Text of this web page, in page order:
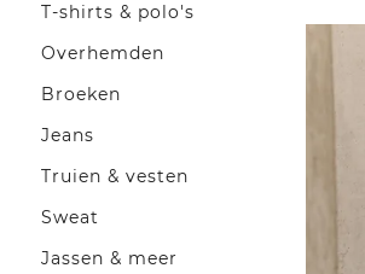
T-shirts & polo's
Overhemden
Broeken
Jeans
Truien & vesten
Sweat
Jassen & meer